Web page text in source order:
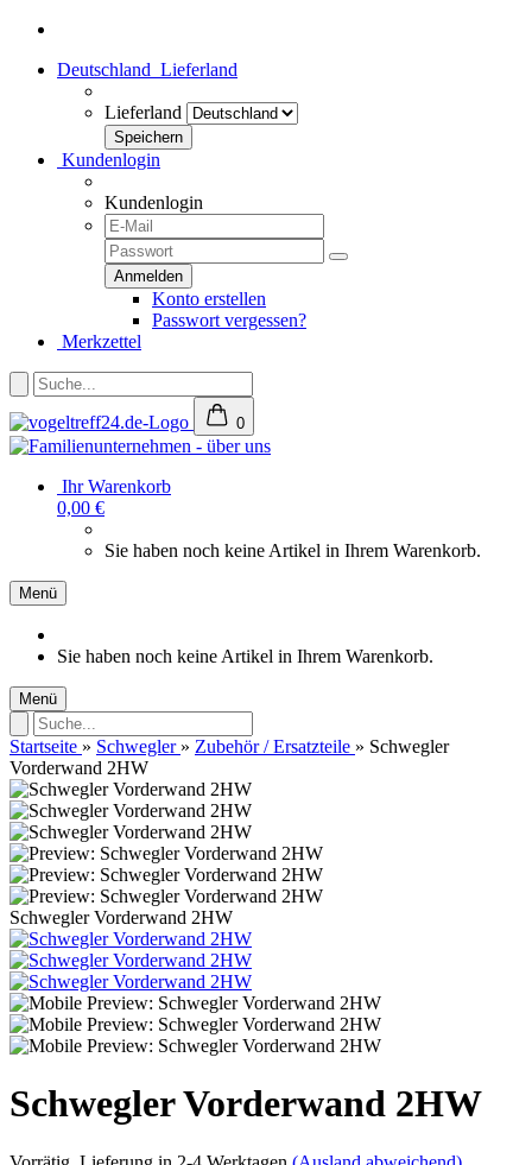
Deutschland Lieferland
Lieferland
Kundenlogin
Kundenlogin
Konto erstellen
Passwort vergessen?
Merkzettel
0
Ihr Warenkorb
0,00 €
Sie haben noch keine Artikel in Ihrem Warenkorb.
Menü
Sie haben noch keine Artikel in Ihrem Warenkorb.
Menü
Startseite » Schwegler » Zubehör / Ersatzteile » Schwegler
Vorderwand 2HW
Schwegler Vorderwand 2HW
Schwegler Vorderwand 2HW